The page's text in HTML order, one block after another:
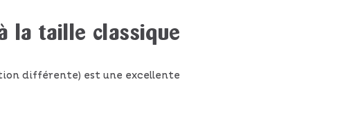
la taille classique
différente) est une excellente